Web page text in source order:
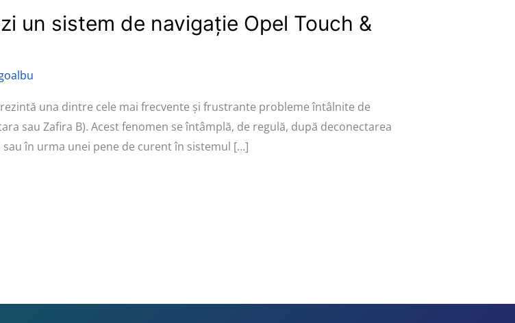
un sistem de navigație Opel Touch &
una dintre cele mai frecvente și frustrante probleme întâlnite de
sau Zafira B). Acest fenomen se întâmplă, de regulă, după deconectarea
în urma unei pene de curent în sistemul […]